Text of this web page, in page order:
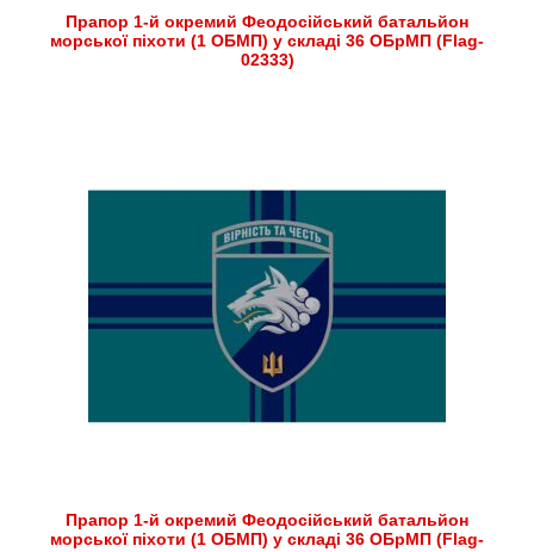
Прапор 1-й окремий Феодосійський батальйон
морської піхоти (1 ОБМП) у складі 36 ОБрМП (Flag-
02333)
Прапор 1-й окремий Феодосійський батальйон
морської піхоти (1 ОБМП) у складі 36 ОБрМП (Flag-